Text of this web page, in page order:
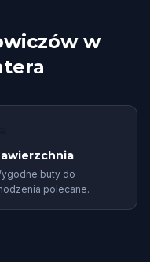
w
buty do
polecane.